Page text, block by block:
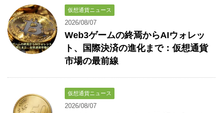
仮想通貨ニュース
2026/08/07
Web3ゲームの終焉からAIウォレッ
ト、国際決済の進化まで：仮想通貨
市場の最前線
仮想通貨ニュース
2026/08/07